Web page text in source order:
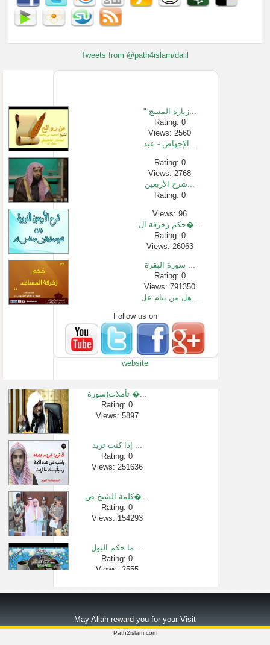
Tweets from @path4islam/dalil
" زيارة المسج...
Rating: 0
Views: 2560
الإجهاض - عبد...
Rating: 0
Views: 2768
شرح الأربعين...
Rating: 0
Views: 96
حكم زخرفة ال�...
Rating: 0
Views: 26063
سورة البقرة ...
Rating: 0
Views: 791350
هل من ينام عل...
Rating: 0
Views: 2880
بشرى للصابري...
Rating: 0
Views: 171708
Follow us on
website
تأملات(سورة �...
Rating: 0
Views: 5897
إذا كنت تريد ...
Rating: 0
Views: 251636
كلمة الشيخ ص�...
Rating: 0
Views: 154293
ما حكم البول ...
Rating: 0
Views: 2555
Views: 2180
May Allah reward you for your Visit
Path2islam.com